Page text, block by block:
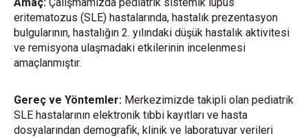
eritematozus (SLE) hastalarında, hastalık prezentasyon
bulgularının, hastalığın 2. yılındaki düşük hastalık aktivitesi
ve remisyona ulaşmadaki etkilerinin incelenmesi
amaçlanmıştır.
Gereç ve Yöntemler: Merkezimizde takipli olan pediatrik
SLE hastalarının elektronik tıbbi kayıtları ve hasta
dosyalarından demografik, klinik ve laboratuvar verileri